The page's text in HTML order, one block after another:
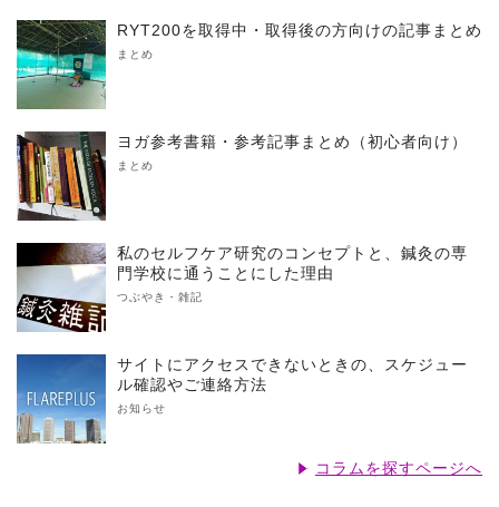
RYT200を取得中・取得後の方向けの記事まとめ
まとめ
ヨガ参考書籍・参考記事まとめ（初心者向け）
まとめ
私のセルフケア研究のコンセプトと、鍼灸の専
門学校に通うことにした理由
つぶやき・雑記
サイトにアクセスできないときの、スケジュー
ル確認やご連絡方法
お知らせ
コラムを探すページへ